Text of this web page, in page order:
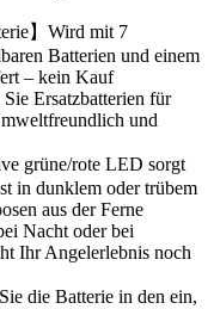
】Wird mit 7
Batterien und einem
– kein Kauf
Ersatzbatterien für
und
grüne/rote LED sorgt
in dunklem oder trübem
aus der Ferne
Nacht oder bei
Ihr Angelerlebnis noch
die Batterie in den ein,